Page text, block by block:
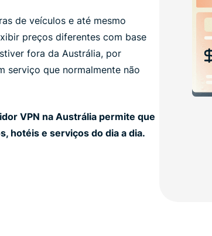
de veículos e até mesmo
preços diferentes com base
fora da Austrália, por
serviço que normalmente não
VPN na Austrália permite que
hotéis e serviços do dia a dia.